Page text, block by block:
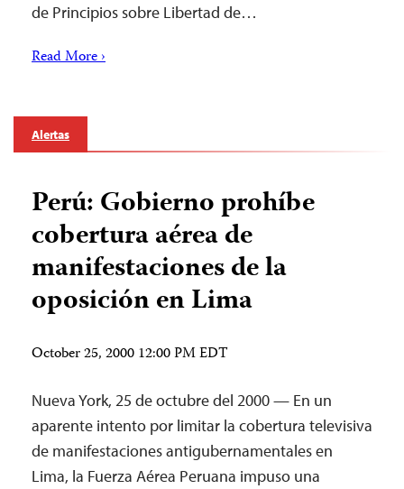
de Principios sobre Libertad de…
Read More ›
Alertas
Perú: Gobierno prohíbe
cobertura aérea de
manifestaciones de la
oposición en Lima
October 25, 2000 12:00 PM EDT
Nueva York, 25 de octubre del 2000 — En un
aparente intento por limitar la cobertura televisiva
de manifestaciones antigubernamentales en
Lima, la Fuerza Aérea Peruana impuso una